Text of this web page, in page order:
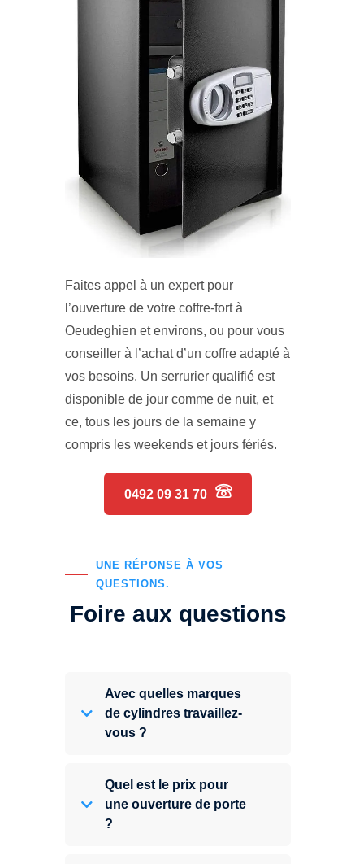
Faites appel à un expert pour
l’ouverture de votre coffre-fort à
Oeudeghien et environs, ou pour vous
conseiller à l’achat d’un coffre adapté à
vos besoins. Un serrurier qualifié est
disponible de jour comme de nuit, et
ce, tous les jours de la semaine y
compris les weekends et jours fériés.
0492 09 31 70
UNE RÉPONSE À VOS
QUESTIONS.
Foire aux questions
Avec quelles marques
de cylindres travaillez-
vous ?
Quel est le prix pour
une ouverture de porte
?